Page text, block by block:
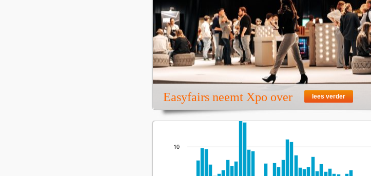
Easyfairs neemt Xpo over lees verder